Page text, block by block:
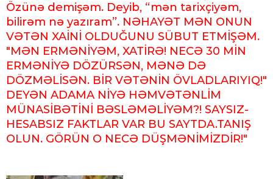
Özünə demişəm. Deyib, “mən tarixçiyəm,
bilirəm nə yazıram”. NƏHAYƏT MƏN ONUN
VƏTƏN XAİNİ OLDUĞUNU SÜBUT ETMİŞƏM.
"MƏN ERMƏNİYƏM, XATİRƏ! NECƏ 30 MİN
ERMƏNİYƏ DÖZÜRSƏN, MƏNƏ DƏ
DÖZMƏLİSƏN. BİR VƏTƏNİN ÖVLADLARIYIQ!"
DEYƏN ADAMA NİYƏ HƏMVƏTƏNLİM
MÜNASİBƏTİNİ BƏSLƏMƏLİYƏM?! SAYSIZ-
HESABSIZ FAKTLAR VAR BU SAYTDA.TANIŞ
OLUN. GÖRÜN O NECƏ DÜŞMƏNİMİZDİR!"